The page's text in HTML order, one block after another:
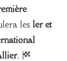
les 1er et
.